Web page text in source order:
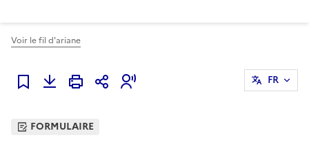
Voir le fil d'ariane
Ajouter à mes favoris
FR
FORMULAIRE